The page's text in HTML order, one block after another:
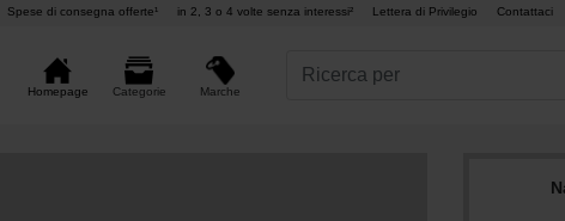
Spese di consegna offerte¹ in 2, 3 o 4 volte senza interessi² Lettera di Privilegio Contattaci
Homepage Categorie Marche